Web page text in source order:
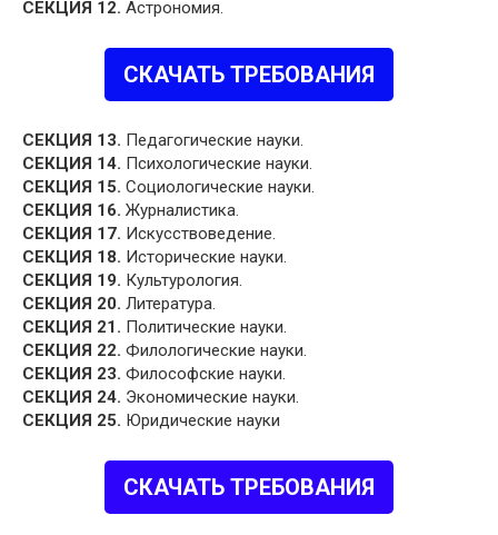
СЕКЦИЯ 12. Астрономия.
СКАЧАТЬ ТРЕБОВАНИЯ
СЕКЦИЯ 13. Педагогические науки.
СЕКЦИЯ 14. Психологические науки.
СЕКЦИЯ 15. Социологические науки.
СЕКЦИЯ 16. Журналистика.
СЕКЦИЯ 17. Искусствоведение.
СЕКЦИЯ 18. Исторические науки.
СЕКЦИЯ 19. Культурология.
СЕКЦИЯ 20. Литература.
СЕКЦИЯ 21. Политические науки.
СЕКЦИЯ 22. Филологические науки.
СЕКЦИЯ 23. Философские науки.
СЕКЦИЯ 24. Экономические науки.
СЕКЦИЯ 25. Юридические науки
СКАЧАТЬ ТРЕБОВАНИЯ